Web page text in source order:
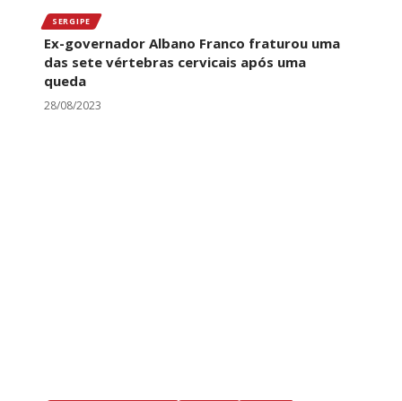
SERGIPE
Ex-governador Albano Franco fraturou uma
das sete vértebras cervicais após uma
queda
28/08/2023